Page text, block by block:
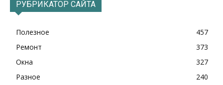
РУБРИКАТОР САЙТА
Полезное
457
Ремонт
373
Окна
327
Разное
240